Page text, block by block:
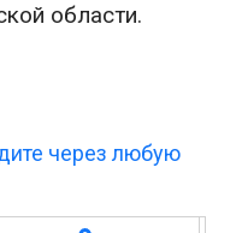
области.
через любую